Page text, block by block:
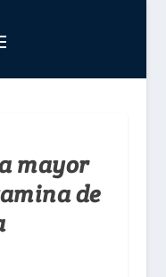
mayor
de